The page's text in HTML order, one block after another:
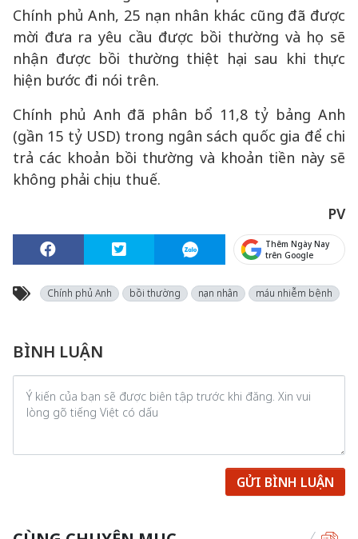
Chính phủ Anh, 25 nạn nhân khác cũng đã được
mời đưa ra yêu cầu được bồi thường và họ sẽ
nhận được bồi thường thiệt hại sau khi thực
hiện bước đi nói trên.
Chính phủ Anh đã phân bổ 11,8 tỷ bảng Anh
(gần 15 tỷ USD) trong ngân sách quốc gia để chi
trả các khoản bồi thường và khoản tiền này sẽ
không phải chịu thuế.
PV
Thêm Ngày Nay
trên Google
Chính phủ Anh bồi thường nạn nhân máu nhiễm bệnh
BÌNH LUẬN
GỬI BÌNH LUẬN